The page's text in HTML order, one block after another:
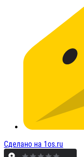
Сделано на 1os.ru